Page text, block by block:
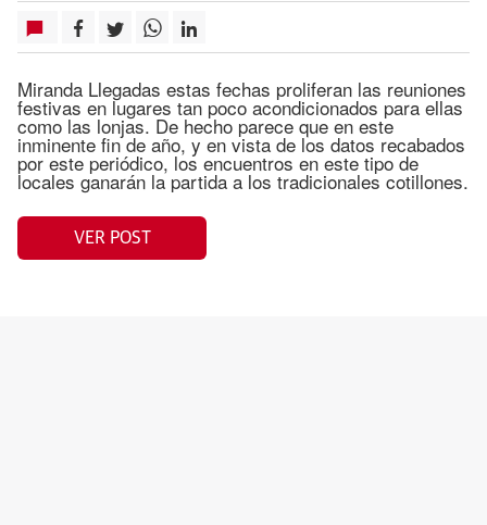
Miranda Llegadas estas fechas proliferan las reuniones
festivas en lugares tan poco acondicionados para ellas
como las lonjas. De hecho parece que en este
inminente fin de año, y en vista de los datos recabados
por este periódico, los encuentros en este tipo de
locales ganarán la partida a los tradicionales cotillones.
VER POST